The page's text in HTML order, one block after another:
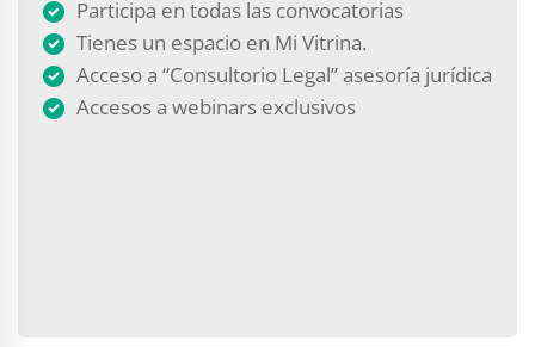
Participa en todas las convocatorias
Tienes un espacio en Mi Vitrina.
Acceso a “Consultorio Legal” asesoría jurídica
Accesos a webinars exclusivos